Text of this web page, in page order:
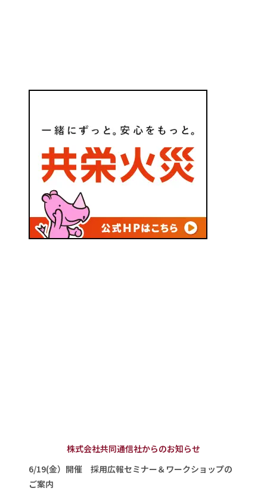
株式会社共同通信社からのお知らせ
6/19(金）開催 採用広報セミナー＆ワークショップの
ご案内